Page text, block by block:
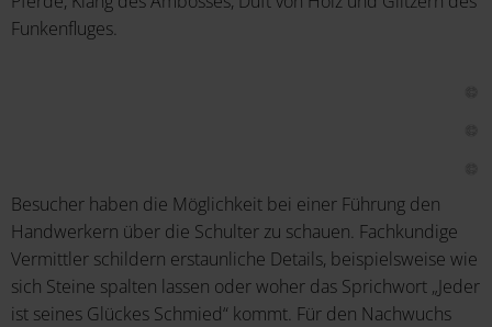
Funkenfluges.
Besucher haben die Möglichkeit bei einer Führung den
Handwerkern über die Schulter zu schauen. Fachkundige
Vermittler schildern erstaunliche Details, beispielsweise wie
sich Steine spalten lassen oder woher das Sprichwort „Jeder
ist seines Glückes Schmied“ kommt. Für den Nachwuchs